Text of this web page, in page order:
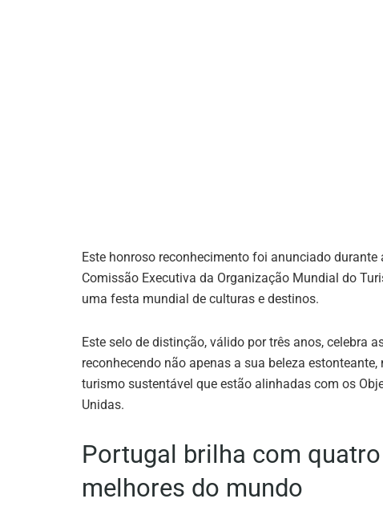
Este honroso reconhecimento foi anunciado
Comissão Executiva da Organização Mundial do
uma festa mundial de culturas e destinos.
Este selo de distinção, válido por três anos, celebra
reconhecendo não apenas a sua beleza
turismo sustentável que estão alinhadas com os
Unidas.
Portugal brilha com
melhores do mundo